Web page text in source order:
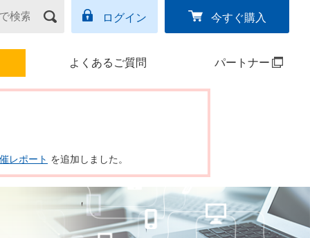
ログイン 今すぐ購入
よくあるご質問 パートナー
レポート を追加しました。